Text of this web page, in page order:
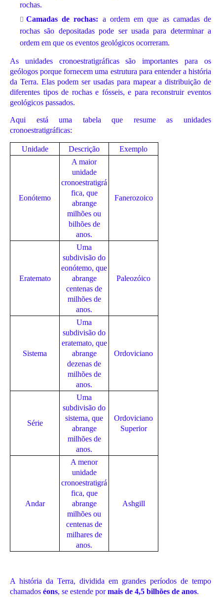
rochas.
Camadas de rochas: a ordem em que as camadas de
rochas são depositadas pode ser usada para determinar a
ordem em que os eventos geológicos ocorreram.
As unidades cronoestratigráficas são importantes para os
geólogos porque fornecem uma estrutura para entender a história
da Terra. Elas podem ser usadas para mapear a distribuição de
diferentes tipos de rochas e fósseis, e para reconstruir eventos
geológicos passados.
Aqui está uma tabela que resume as unidades
cronoestratigráficas:
Unidade Descrição Exemplo
Eonótemo
A maior
unidade
cronoestratigrá
fica, que
abrange
milhões ou
bilhões de
anos.
Fanerozoico
Eratemato
Uma
subdivisão do
eonótemo, que
abrange
centenas de
milhões de
anos.
Paleozóico
Sistema
Uma
subdivisão do
eratemato, que
abrange
dezenas de
milhões de
anos.
Ordoviciano
Série
Uma
subdivisão do
sistema, que
abrange
milhões de
anos.
Ordoviciano
Superior
Andar
A menor
unidade
cronoestratigrá
fica, que
abrange
milhões ou
centenas de
milhares de
anos.
Ashgill
A história da Terra, dividida em grandes períodos de tempo
chamados éons, se estende pormais de 4,5 bilhões de anos.